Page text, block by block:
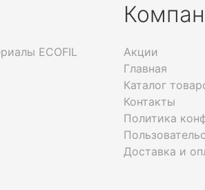
ECOFIL
Акции
Главная
Каталог
Контакты
Политика
Доставка и